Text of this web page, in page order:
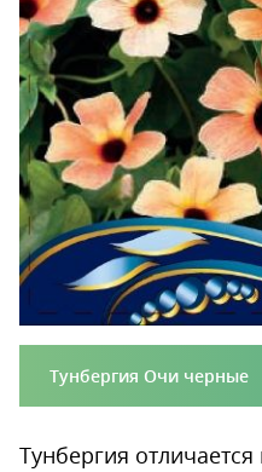
Тунбергия Очи черные
Тунбергия